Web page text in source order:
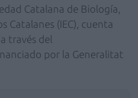
Catalana de Biología,
Catalanes (IEC), cuenta
través del
por la Generalitat